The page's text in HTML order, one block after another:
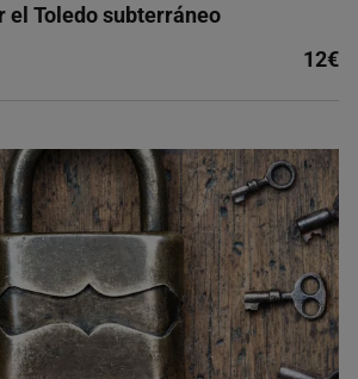
el Toledo subterráneo
12€